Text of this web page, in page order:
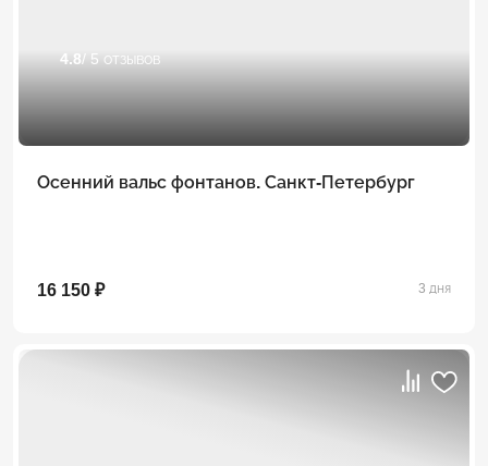
4.8/ 5 отзывов
Осенний вальс фонтанов. Санкт-Петербург
16 150 ₽ 3 дня